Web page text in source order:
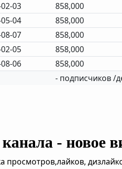
03 858,000
04 858,000
07 858,000
05 858,000
06 858,000
- подписчиков /
- новое
просмотров,лайков,